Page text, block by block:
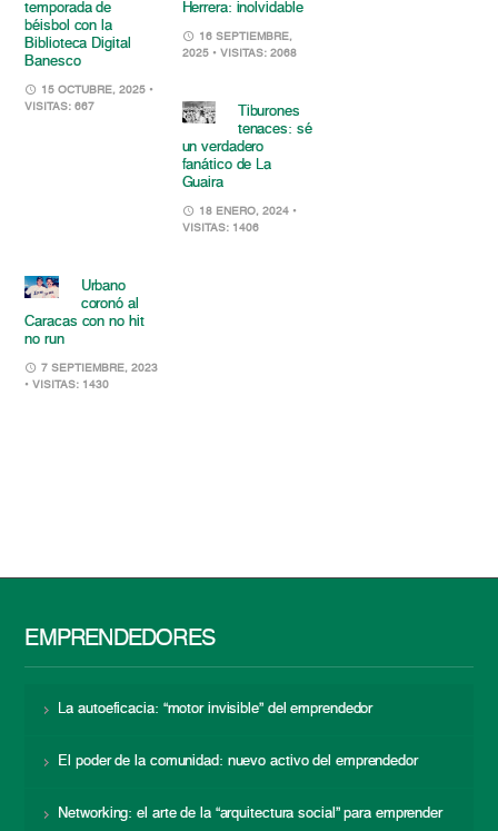
temporada de
béisbol con la
Biblioteca Digital
Banesco
15 OCTUBRE, 2025 •
VISITAS: 667
Herrera: inolvidable
16 SEPTIEMBRE,
2025 • VISITAS: 2068
Tiburones
tenaces: sé
un verdadero
fanático de La
Guaira
18 ENERO, 2024 •
VISITAS: 1406
Urbano
coronó al
Caracas con no hit
no run
7 SEPTIEMBRE, 2023
• VISITAS: 1430
EMPRENDEDORES
La autoeficacia: “motor invisible” del emprendedor
El poder de la comunidad: nuevo activo del emprendedor
Networking: el arte de la “arquitectura social” para emprender